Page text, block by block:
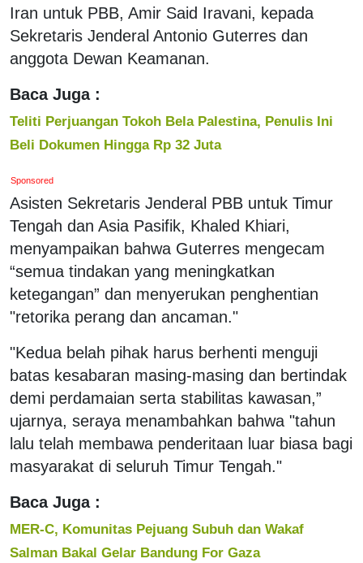
Iran untuk PBB, Amir Said Iravani, kepada
Sekretaris Jenderal Antonio Guterres dan
anggota Dewan Keamanan.
Baca Juga :
Teliti Perjuangan Tokoh Bela Palestina, Penulis Ini
Beli Dokumen Hingga Rp 32 Juta
Sponsored
Asisten Sekretaris Jenderal PBB untuk Timur
Tengah dan Asia Pasifik, Khaled Khiari,
menyampaikan bahwa Guterres mengecam
“semua tindakan yang meningkatkan
ketegangan” dan menyerukan penghentian
"retorika perang dan ancaman."
"Kedua belah pihak harus berhenti menguji
batas kesabaran masing-masing dan bertindak
demi perdamaian serta stabilitas kawasan,”
ujarnya, seraya menambahkan bahwa "tahun
lalu telah membawa penderitaan luar biasa bagi
masyarakat di seluruh Timur Tengah."
Baca Juga :
MER-C, Komunitas Pejuang Subuh dan Wakaf
Salman Bakal Gelar Bandung For Gaza